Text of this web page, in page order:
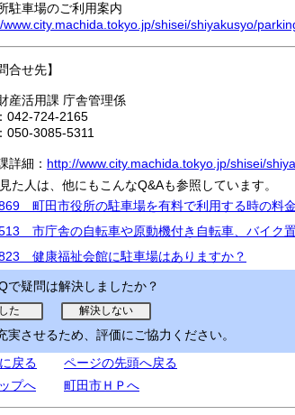
駐車場のご利用案内
www.city.machida.tokyo.jp/shisei/shiyakusyo/
合せ先】
産活用課 庁舎管理係
042-724-2165
050-3085-5311
詳細： http://www.city.machida.tokyo.jp/shisei/
た人は、他にもこんなQ&Aも参照しています。
町田市役所の駐車場を有料で利用する時の料金
市庁舎の自転車や原動機付き自転車、バイク
健康福祉会館に駐車場はありますか？
で疑問は解決しましたか？
実させるため、評価にご協力ください。
戻る
ページの先頭へ戻る
プへ
町田市ＨＰへ